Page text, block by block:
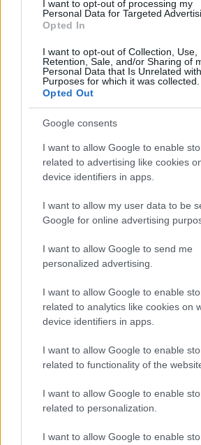
I want to opt-out of processing my
Personal Data for Targeted
Opted In
I want to opt-out of Collection, Use,
Retention, Sale, and/or Sharing of
Personal Data that Is Unrelated
Purposes for which it was collected.
Opted Out
Google consents
I want to allow Google to enable
related to advertising like cookies
device identifiers in apps.
I want to allow my user data to be
Google for online advertising
I want to allow Google to send me
personalized advertising.
I want to allow Google to enable
related to analytics like cookies on
device identifiers in apps.
I want to allow Google to enable
related to functionality of the
I want to allow Google to enable
related to personalization.
I want to allow Google to enable
ΑΣΕΠ: Εξ αποστάσεως η
Πιστοποίηση
μέρες
Μάθε πρώτος όλες τις
ειδήσεις.
Βάλε το proson.gr στα
αναζήτησης της Google
Δημοφιλείς
Ανοικτές 1.779 θέσεις
Δημόσιο (χωρίς πτυχίο)